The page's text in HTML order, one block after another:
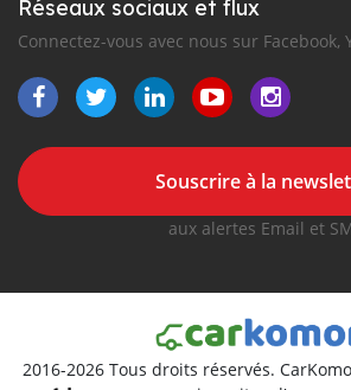
Réseaux sociaux et flux
Connectez-vous avec nous sur Facebook,
Souscrire à la
aux alertes Email et
2016-2026 Tous droits réservés.